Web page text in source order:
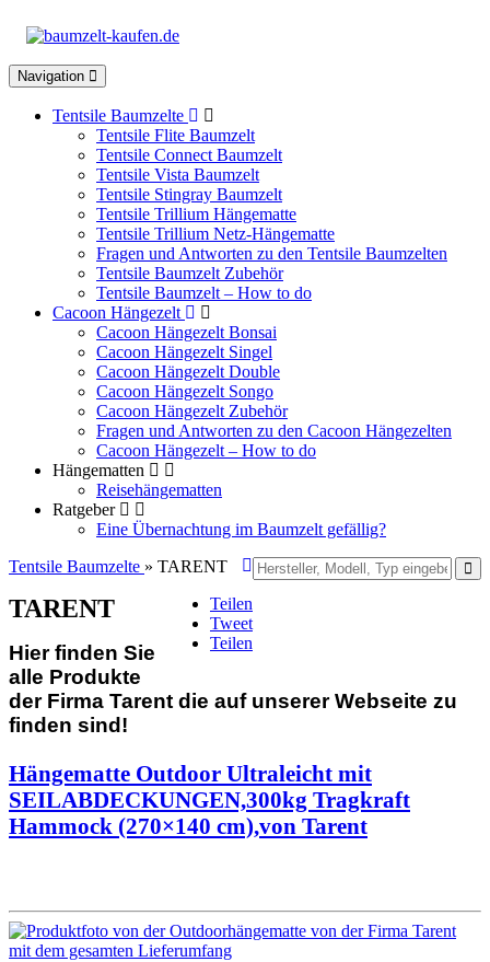
Toggle
navigation
Navigation
Tentsile Baumzelte
Tentsile Flite Baumzelt
Tentsile Connect Baumzelt
Tentsile Vista Baumzelt
Tentsile Stingray Baumzelt
Tentsile Trillium Hängematte
Tentsile Trillium Netz-Hängematte
Fragen und Antworten zu den Tentsile Baumzelten
Tentsile Baumzelt Zubehör
Tentsile Baumzelt – How to do
Cacoon Hängezelt
Cacoon Hängezelt Bonsai
Cacoon Hängezelt Singel
Cacoon Hängezelt Double
Cacoon Hängezelt Songo
Cacoon Hängezelt Zubehör
Fragen und Antworten zu den Cacoon Hängezelten
Cacoon Hängezelt – How to do
Hängematten
Reisehängematten
Ratgeber
Eine Übernachtung im Baumzelt gefällig?
Tentsile Baumzelte » TARENT
Teilen
Tweet
Teilen
TARENT
Hier finden Sie
alle Produkte
der Firma Tarent die auf unserer Webseite zu
finden sind!
Hängematte Outdoor Ultraleicht mit
SEILABDECKUNGEN,300kg Tragkraft
Hammock (270×140 cm),von Tarent